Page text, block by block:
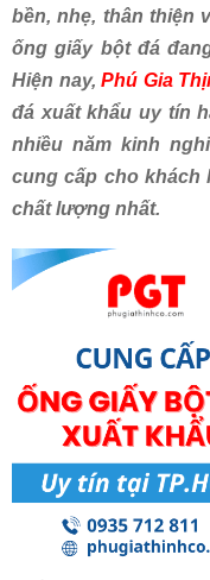
bền, nhẹ, thân thiện
ống giấy bột đá
Hiện nay,Phú Gia
đá xuất khẩu uy tín
nhiều năm kinh
cung cấp cho khách
chất lượng nhất.